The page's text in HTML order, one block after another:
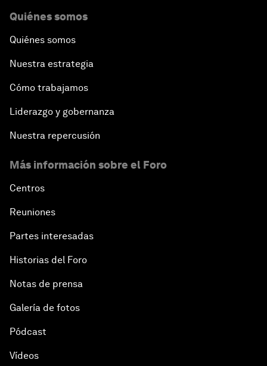
Quiénes somos
Quiénes somos
Nuestra estrategia
Cómo trabajamos
Liderazgo y gobernanza
Nuestra repercusión
Más información sobre el Foro
Centros
Reuniones
Partes interesadas
Historias del Foro
Notas de prensa
Galería de fotos
Pódcast
Vídeos